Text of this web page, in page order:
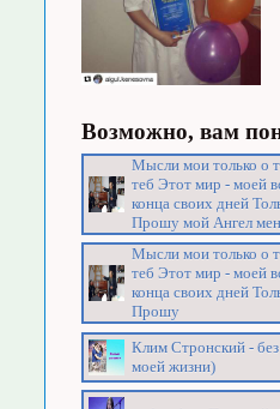
Возможно, вам
Мысли мои только о
теб Этот мир - моей
конца своих дней
Прошу мой Ангел
Мысли мои только о
теб Этот мир - моей
конца своих дней
Прошу
Клим Стронский -
моей жизни)